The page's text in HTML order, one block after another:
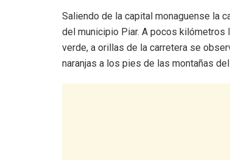
Saliendo de la capital monaguense la
del municipio Piar. A pocos kilómetros
verde, a orillas de la carretera se
naranjas a los pies de las montañas